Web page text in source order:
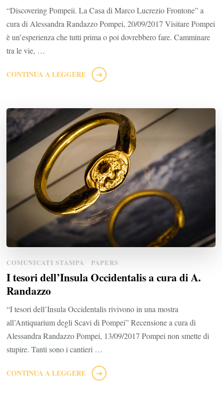
“Discovering Pompeii. La Casa di Marco Lucrezio Frontone” a
cura di Alessandra Randazzo Pompei, 20/09/2017 Visitare Pompei
è un’esperienza che tutti prima o poi dovrebbero fare. Camminare
tra le vie, …
CONTINUA A LEGGERE
COMUNICATI STAMPA PAPERS
I tesori dell’Insula Occidentalis a cura di A.
Randazzo
“I tesori dell’Insula Occidentalis rivivono in una mostra
all’Antiquarium degli Scavi di Pompei” Recensione a cura di
Alessandra Randazzo Pompei, 13/09/2017 Pompei non smette di
stupire. Tanti sono i cantieri …
CONTINUA A LEGGERE